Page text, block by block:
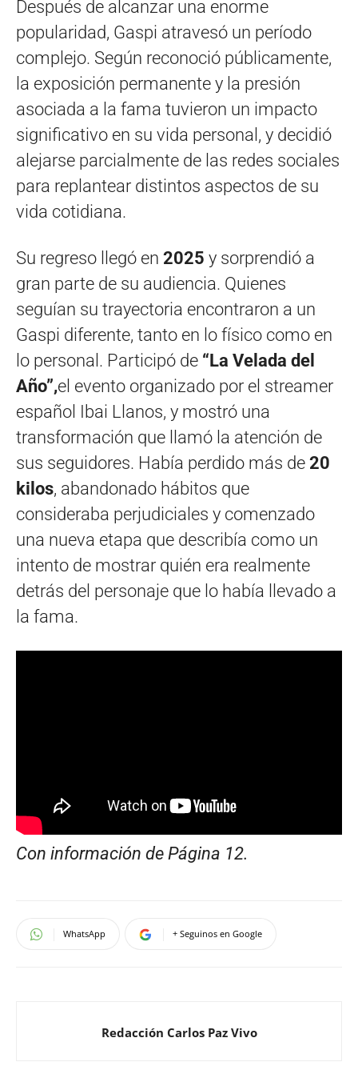
Después de alcanzar una enorme
popularidad, Gaspi atravesó un período
complejo. Según reconoció públicamente,
la exposición permanente y la presión
asociada a la fama tuvieron un impacto
significativo en su vida personal, y decidió
alejarse parcialmente de las redes sociales
para replantear distintos aspectos de su
vida cotidiana.
Su regreso llegó en 2025 y sorprendió a
gran parte de su audiencia. Quienes
seguían su trayectoria encontraron a un
Gaspi diferente, tanto en lo físico como en
lo personal. Participó de “La Velada del
Año”,el evento organizado por el streamer
español Ibai Llanos, y mostró una
transformación que llamó la atención de
sus seguidores. Había perdido más de 20
kilos, abandonado hábitos que
consideraba perjudiciales y comenzado
una nueva etapa que describía como un
intento de mostrar quién era realmente
detrás del personaje que lo había llevado a
la fama.
Con información de Página 12.
WhatsApp + Seguinos en Google
Redacción Carlos Paz Vivo